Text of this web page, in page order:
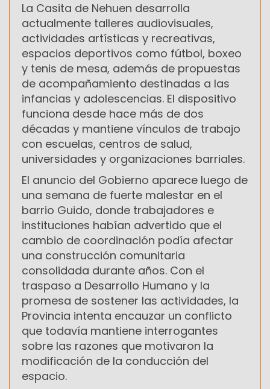
La Casita de Nehuen desarrolla
actualmente talleres audiovisuales,
actividades artísticas y recreativas,
espacios deportivos como fútbol, boxeo
y tenis de mesa, además de propuestas
de acompañamiento destinadas a las
infancias y adolescencias. El dispositivo
funciona desde hace más de dos
décadas y mantiene vínculos de trabajo
con escuelas, centros de salud,
universidades y organizaciones barriales.
El anuncio del Gobierno aparece luego de
una semana de fuerte malestar en el
barrio Guido, donde trabajadores e
instituciones habían advertido que el
cambio de coordinación podía afectar
una construcción comunitaria
consolidada durante años. Con el
traspaso a Desarrollo Humano y la
promesa de sostener las actividades, la
Provincia intenta encauzar un conflicto
que todavía mantiene interrogantes
sobre las razones que motivaron la
modificación de la conducción del
espacio.